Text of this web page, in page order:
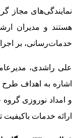
نمایندگی‌های مجاز
هستند و مدیران
خدمات‌رسانی، بر
علی راشدی،
اشاره به اهداف
و امداد نوروزی
ارائه خدمات